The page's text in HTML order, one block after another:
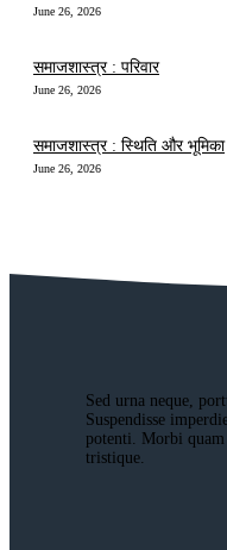
June 26, 2026
समाजशास्त्र : परिवार
June 26, 2026
समाजशास्त्र : स्थिति और भूमिका
June 26, 2026
Sed urna neque,
Suspendisse
potenti. Morbi
tristique.